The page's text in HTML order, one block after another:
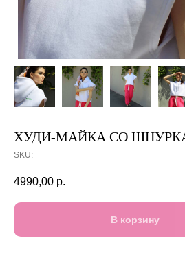
ХУДИ-МАЙКА СО
SKU:
4990,00 р.
В корзину